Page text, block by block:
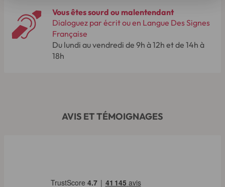
Vous êtes sourd ou malentendant
Dialoguez par écrit ou en Langue Des Signes
Française
Du lundi au vendredi de 9h à 12h et de 14h à
18h
AVIS ET TÉMOIGNAGES